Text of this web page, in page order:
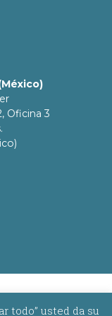
Oficina 3
todo” usted da su